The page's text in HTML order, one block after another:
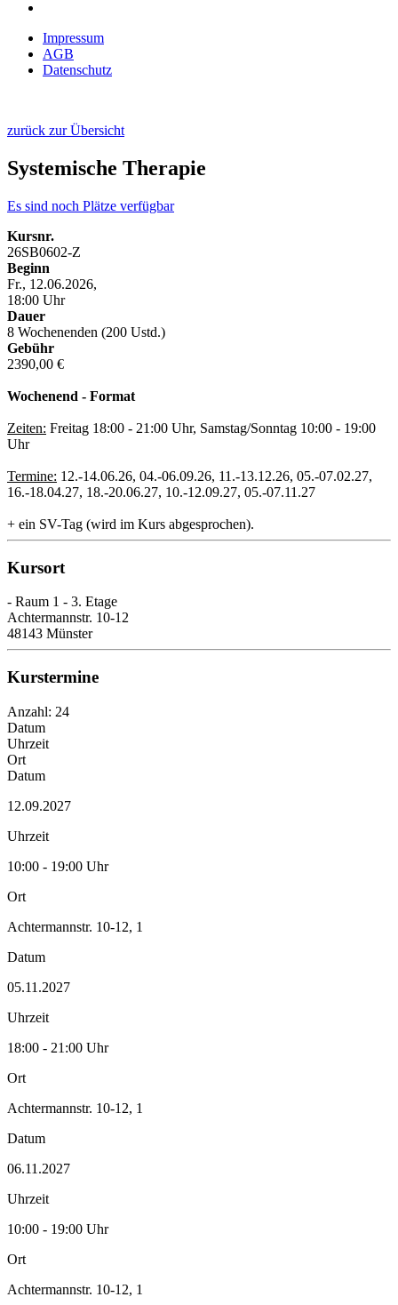
Impressum
AGB
Datenschutz
zurück zur Übersicht
Systemische Therapie
Es sind noch Plätze verfügbar
Kursnr.
26SB0602-Z
Beginn
Fr., 12.06.2026,
18:00 Uhr
Dauer
8 Wochenenden (200 Ustd.)
Gebühr
2390,00 €
Wochenend - Format
Zeiten: Freitag 18:00 - 21:00 Uhr, Samstag/Sonntag 10:00 - 19:00
Uhr
Termine: 12.-14.06.26, 04.-06.09.26, 11.-13.12.26, 05.-07.02.27,
16.-18.04.27, 18.-20.06.27, 10.-12.09.27, 05.-07.11.27
+ ein SV-Tag (wird im Kurs abgesprochen).
Kursort
- Raum 1 - 3. Etage
Achtermannstr. 10-12
48143 Münster
Kurstermine
Anzahl: 24
Datum
Uhrzeit
Ort
Datum
12.09.2027
Uhrzeit
10:00 - 19:00 Uhr
Ort
Achtermannstr. 10-12, 1
Datum
05.11.2027
Uhrzeit
18:00 - 21:00 Uhr
Ort
Achtermannstr. 10-12, 1
Datum
06.11.2027
Uhrzeit
10:00 - 19:00 Uhr
Ort
Achtermannstr. 10-12, 1